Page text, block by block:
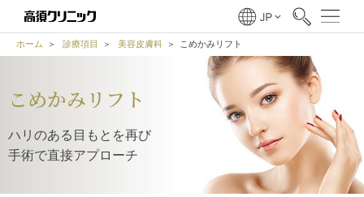
ホーム 診療項目 美容皮膚科 こめかみリフト
こめかみリフト
ハリのある目もとを再び
手術で直接アプローチ